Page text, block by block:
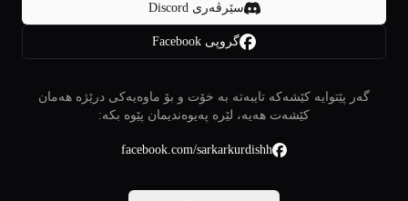
سێرڤەری Discord
گروپی Facebook
گەر پێتوایە کێشەکە تایبەتە بە خۆت و بۆ ماوەیەکی درێژە هەمان
کێشەت هەیە، لێرە پەیوەندیمان پێوە بکە:
facebook.com/sarkarkurdishh